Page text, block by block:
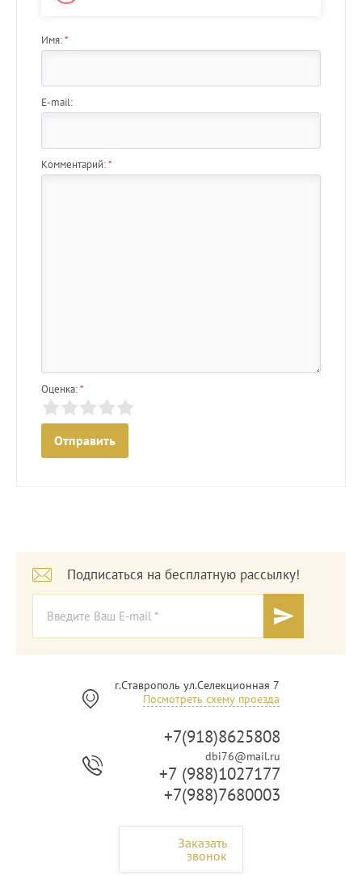
Имя:*
E-mail:
Комментарий:*
Оценка:*
Подписаться на бесплатную рассылку!
г.Ставрополь ул.Селекционная 7
Посмотреть схему проезда
+7(918)8625808
dbi76@mail.ru
+7 (988)1027177
+7(988)7680003
Заказать
звонок